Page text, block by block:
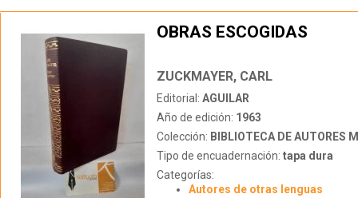
OBRAS ESCOGIDAS
ZUCKMAYER, CARL
Editorial: AGUILAR
Año de edición: 1963
Colección: BIBLIOTECA DE AUTORES
Tipo de encuadernación: tapa dura
Categorías:
Autores de otras lenguas